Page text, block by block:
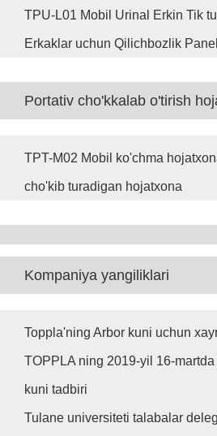
TPU-L01 Mobil Urinal Erkin Tik
Erkaklar uchun Qilichbozlik
Portativ cho'kkalab o'tirish
TPT-M02 Mobil ko'chma
cho'kib turadigan hojatxona
Kompaniya yangiliklari
Toppla'ning Arbor kuni uchun
TOPPLA ning 2019-yil 16-
kuni tadbiri
Tulane universiteti talabalar